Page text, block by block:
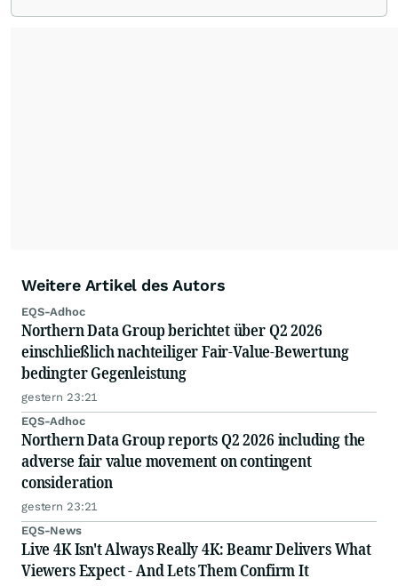
Weitere Artikel des Autors
EQS-Adhoc
Northern Data Group berichtet über Q2 2026
einschließlich nachteiliger Fair-Value-Bewertung
bedingter Gegenleistung
gestern 23:21
EQS-Adhoc
Northern Data Group reports Q2 2026 including the
adverse fair value movement on contingent
consideration
gestern 23:21
EQS-News
Live 4K Isn't Always Really 4K: Beamr Delivers What
Viewers Expect - And Lets Them Confirm It